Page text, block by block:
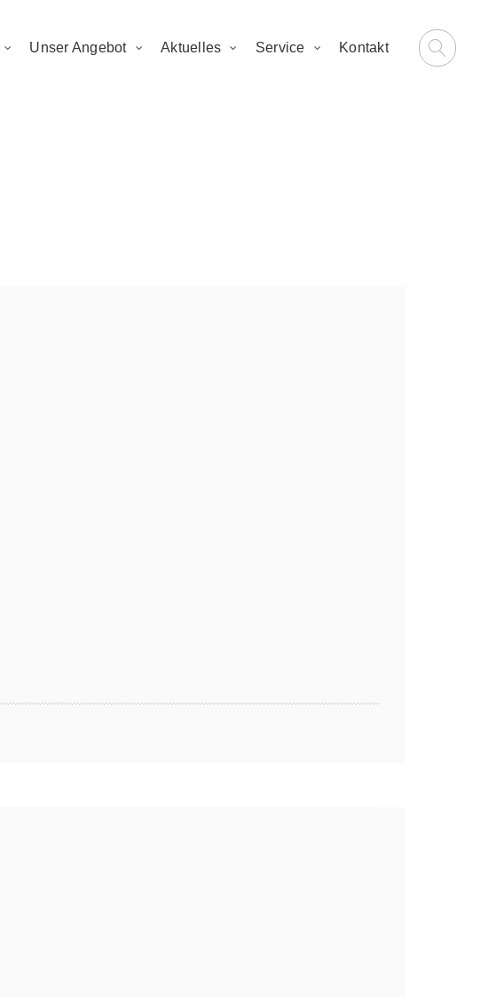
Unser Angebot Aktuelles Service Kontakt